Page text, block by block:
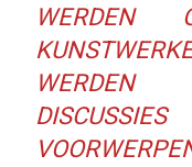
WERDEN
WERDEN